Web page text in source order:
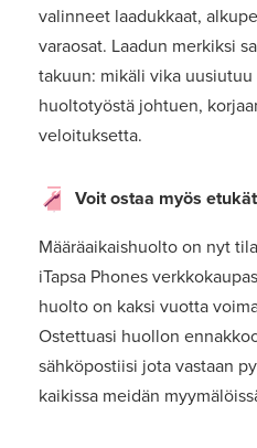
valinneet laadukkaat,
varaosat. Laadun merkiksi
takuun: mikäli vika uusiutuu
huoltotyöstä johtuen,
veloituksetta.
Voit ostaa myös
Määräaikaishuolto on nyt
iTapsa Phones
huolto on kaksi vuotta
Ostettuasi huollon
sähköpostiisi jota vastaan
kaikissa meidän